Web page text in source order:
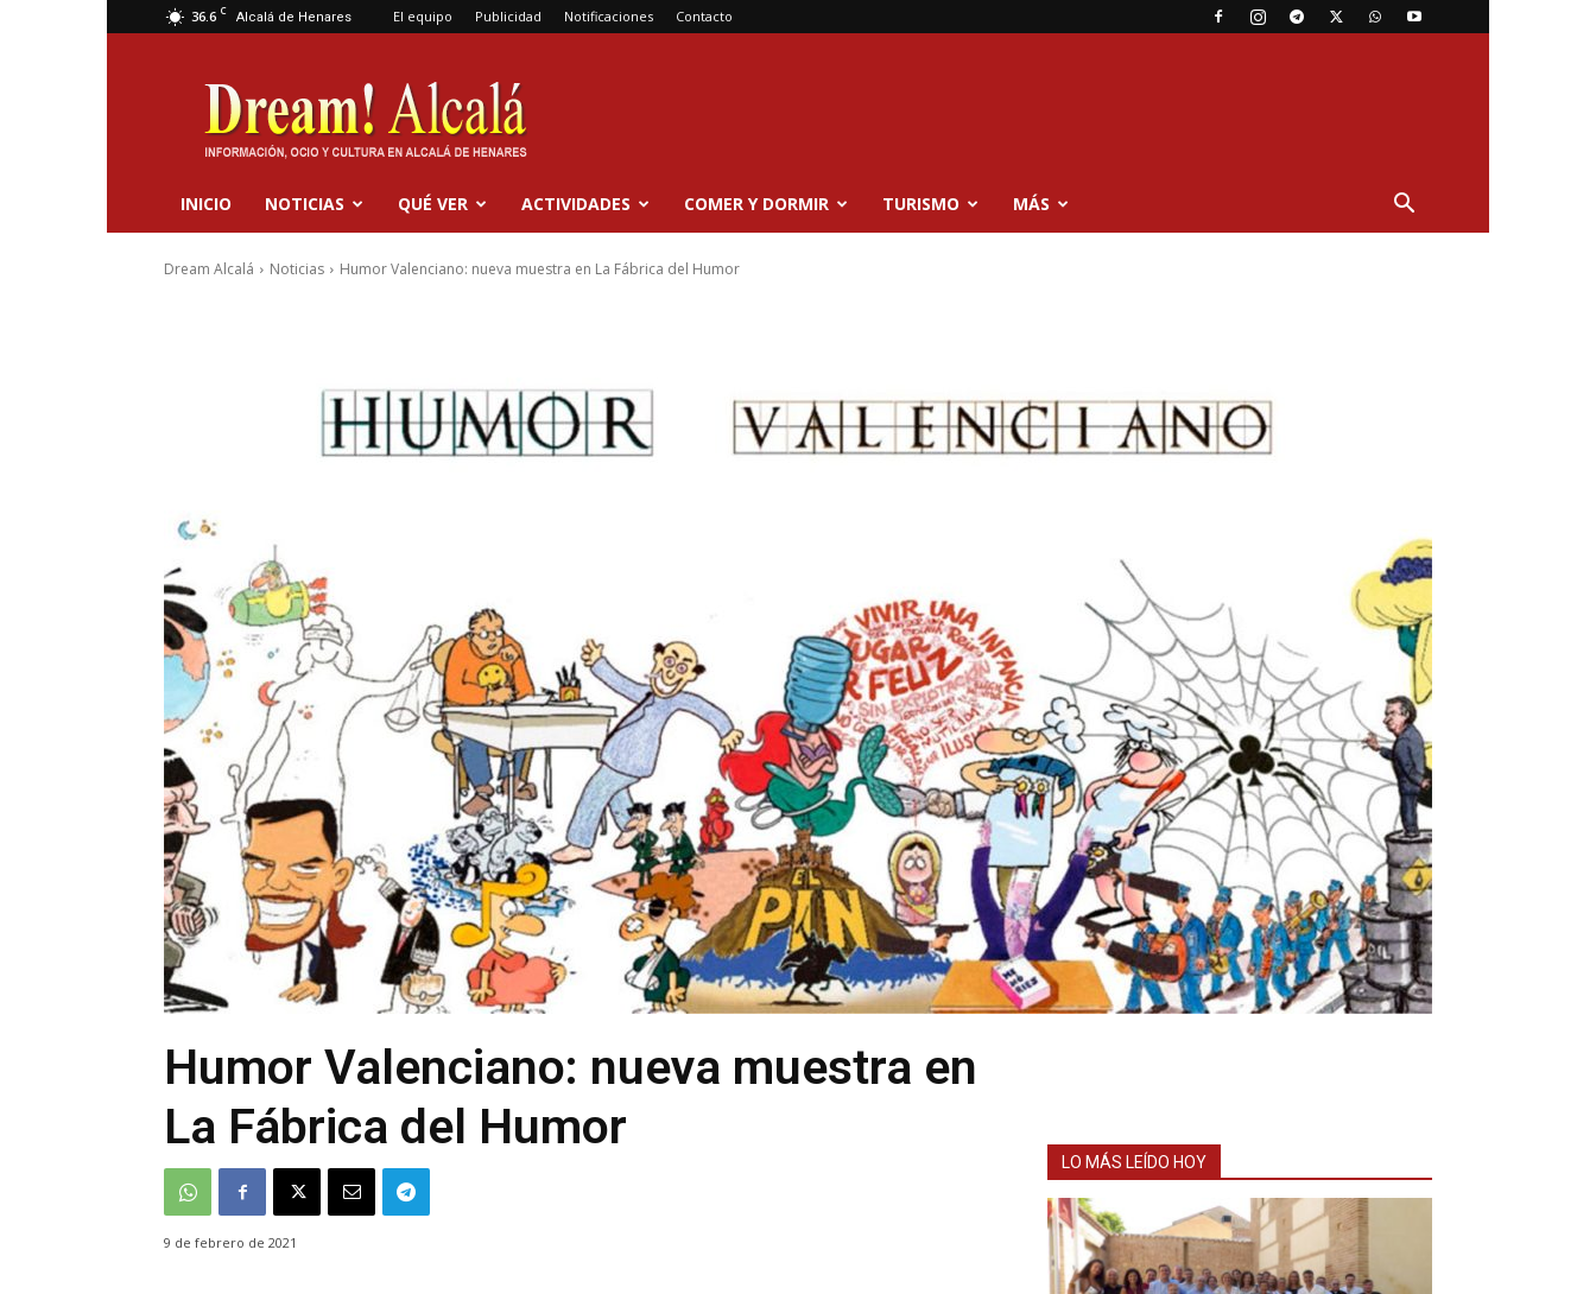
36.6 C Alcalá de Henares El equipo Publicidad Notificaciones Contacto
Dream
Alcalá
INICIO NOTICIAS QUÉ VER ACTIVIDADES COMER Y DORMIR TURISMO MÁS
Dream Alcalá Noticias Humor Valenciano: nueva muestra en La Fábrica del Humor
Humor Valenciano: nueva muestra en
La Fábrica del Humor
9 de febrero de 2021
LO MÁS LEÍDO HOY